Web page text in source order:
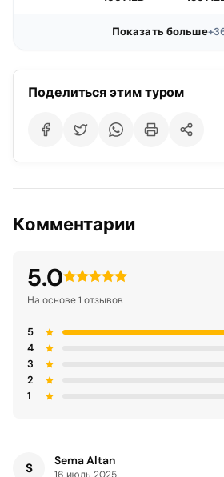
Показать больше
Поделиться этим туром
Комментарии
5.0
На основе 1 отзывов
5
4
3
2
1
S Sema Altan